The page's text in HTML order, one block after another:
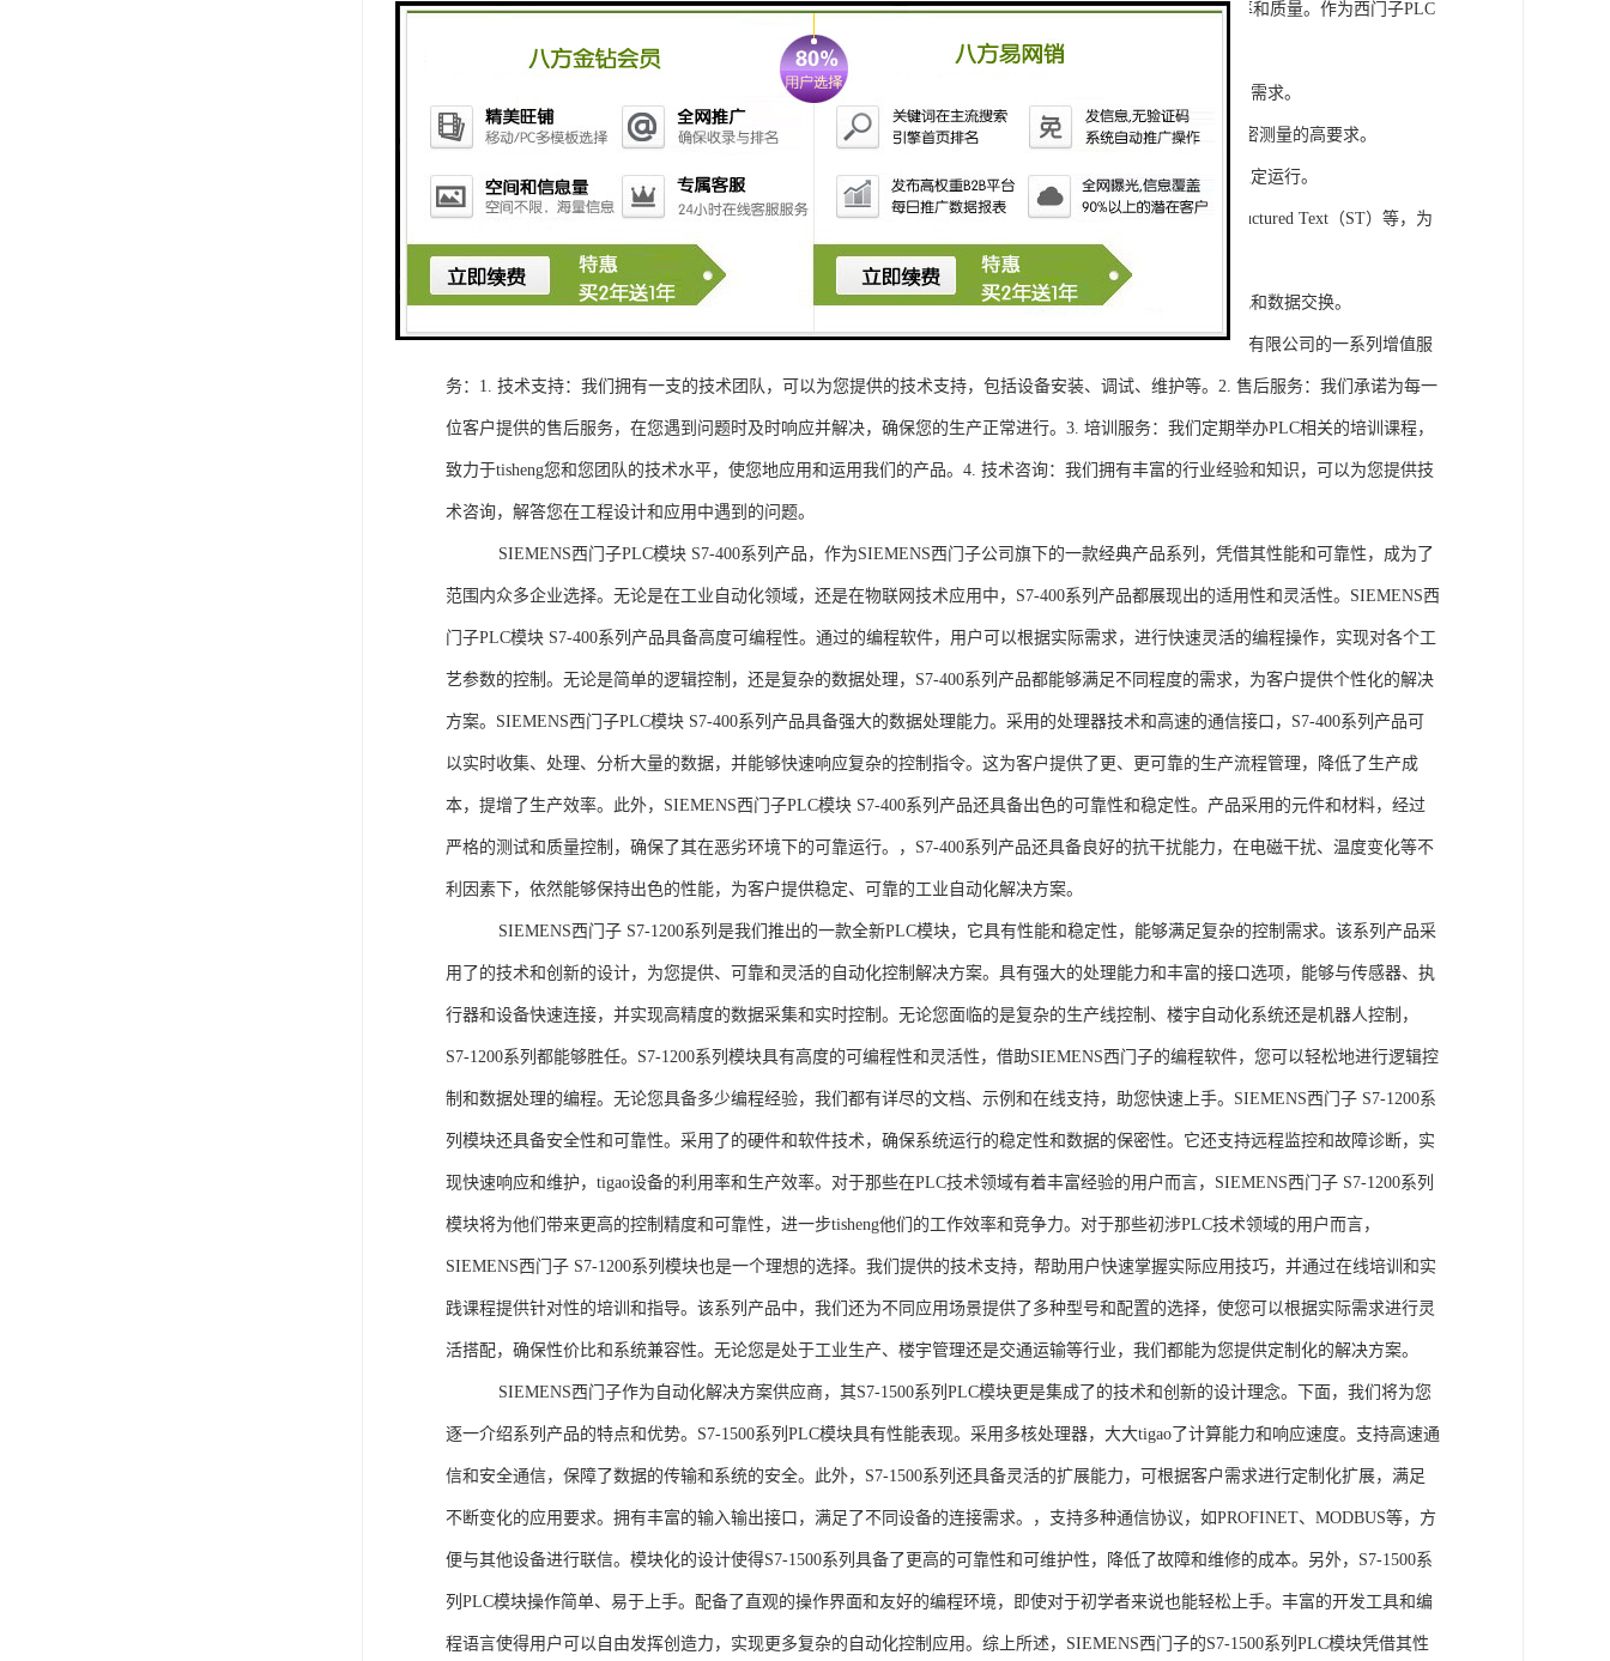
SIEMENS西门子PLC模块S7-300系列产品是一系列高可靠性、高性能的工控设备，旨在tisheng生产效率和质量。作为西门子PLC
系列中的重要组成部分，S7-300系列产品具有以下突出特点：
1. 灵活性和可扩展性：S7-300系列产品设计特，可根据客户需求灵活配置输入输出模块，满足不同规模工程的需求。
2. 高速、高精度的模拟量输入输出：S7-300系列产品支持多达8个模拟量输入输出通道，可满足对于控制和精密测量的高要求。
3. 高可靠性和稳定性：S7-300系列产品采用的硬件和软件技术，具有高度可靠性和稳定性，保证系统的长期稳定运行。
4. 灵活可编程：S7-300系列产品采用TIA Portal开发环境，支持多种编程语言，如Ladder Diagram（LD）、Structured Text（ST）等，为
工程师提供了更多编程选择。
5. 可靠的通讯接口：S7-300系列产品配备丰富的通讯接口，可与其他工控设备无缝集成，实现设备之间的通讯和数据交换。
购买SIEMENS西门子PLC模块S7-300系列产品，不仅获得了可靠的工控设备，还将获得浔之漫智控技术(上海)有限公司的一系列增值服
务：1. 技术支持：我们拥有一支的技术团队，可以为您提供的技术支持，包括设备安装、调试、维护等。2. 售后服务：我们承诺为每一
位客户提供的售后服务，在您遇到问题时及时响应并解决，确保您的生产正常进行。3. 培训服务：我们定期举办PLC相关的培训课程，
致力于tisheng您和您团队的技术水平，使您地应用和运用我们的产品。4. 技术咨询：我们拥有丰富的行业经验和知识，可以为您提供技
术咨询，解答您在工程设计和应用中遇到的问题。
SIEMENS西门子PLC模块 S7-400系列产品，作为SIEMENS西门子公司旗下的一款经典产品系列，凭借其性能和可靠性，成为了
范围内众多企业选择。无论是在工业自动化领域，还是在物联网技术应用中，S7-400系列产品都展现出的适用性和灵活性。SIEMENS西
门子PLC模块 S7-400系列产品具备高度可编程性。通过的编程软件，用户可以根据实际需求，进行快速灵活的编程操作，实现对各个工
艺参数的控制。无论是简单的逻辑控制，还是复杂的数据处理，S7-400系列产品都能够满足不同程度的需求，为客户提供个性化的解决
方案。SIEMENS西门子PLC模块 S7-400系列产品具备强大的数据处理能力。采用的处理器技术和高速的通信接口，S7-400系列产品可
以实时收集、处理、分析大量的数据，并能够快速响应复杂的控制指令。这为客户提供了更、更可靠的生产流程管理，降低了生产成
本，提增了生产效率。此外，SIEMENS西门子PLC模块 S7-400系列产品还具备出色的可靠性和稳定性。产品采用的元件和材料，经过
严格的测试和质量控制，确保了其在恶劣环境下的可靠运行。，S7-400系列产品还具备良好的抗干扰能力，在电磁干扰、温度变化等不
利因素下，依然能够保持出色的性能，为客户提供稳定、可靠的工业自动化解决方案。
SIEMENS西门子 S7-1200系列是我们推出的一款全新PLC模块，它具有性能和稳定性，能够满足复杂的控制需求。该系列产品采
用了的技术和创新的设计，为您提供、可靠和灵活的自动化控制解决方案。具有强大的处理能力和丰富的接口选项，能够与传感器、执
行器和设备快速连接，并实现高精度的数据采集和实时控制。无论您面临的是复杂的生产线控制、楼宇自动化系统还是机器人控制，
S7-1200系列都能够胜任。S7-1200系列模块具有高度的可编程性和灵活性，借助SIEMENS西门子的编程软件，您可以轻松地进行逻辑控
制和数据处理的编程。无论您具备多少编程经验，我们都有详尽的文档、示例和在线支持，助您快速上手。SIEMENS西门子 S7-1200系
列模块还具备安全性和可靠性。采用了的硬件和软件技术，确保系统运行的稳定性和数据的保密性。它还支持远程监控和故障诊断，实
现快速响应和维护，tigao设备的利用率和生产效率。对于那些在PLC技术领域有着丰富经验的用户而言，SIEMENS西门子 S7-1200系列
模块将为他们带来更高的控制精度和可靠性，进一步tisheng他们的工作效率和竞争力。对于那些初涉PLC技术领域的用户而言，
SIEMENS西门子 S7-1200系列模块也是一个理想的选择。我们提供的技术支持，帮助用户快速掌握实际应用技巧，并通过在线培训和实
践课程提供针对性的培训和指导。该系列产品中，我们还为不同应用场景提供了多种型号和配置的选择，使您可以根据实际需求进行灵
活搭配，确保性价比和系统兼容性。无论您是处于工业生产、楼宇管理还是交通运输等行业，我们都能为您提供定制化的解决方案。
SIEMENS西门子作为自动化解决方案供应商，其S7-1500系列PLC模块更是集成了的技术和创新的设计理念。下面，我们将为您
逐一介绍系列产品的特点和优势。S7-1500系列PLC模块具有性能表现。采用多核处理器，大大tigao了计算能力和响应速度。支持高速通
信和安全通信，保障了数据的传输和系统的安全。此外，S7-1500系列还具备灵活的扩展能力，可根据客户需求进行定制化扩展，满足
不断变化的应用要求。拥有丰富的输入输出接口，满足了不同设备的连接需求。，支持多种通信协议，如PROFINET、MODBUS等，方
便与其他设备进行联信。模块化的设计使得S7-1500系列具备了更高的可靠性和可维护性，降低了故障和维修的成本。另外，S7-1500系
列PLC模块操作简单、易于上手。配备了直观的操作界面和友好的编程环境，即使对于初学者来说也能轻松上手。丰富的开发工具和编
程语言使得用户可以自由发挥创造力，实现更多复杂的自动化控制应用。综上所述，SIEMENS西门子的S7-1500系列PLC模块凭借其性